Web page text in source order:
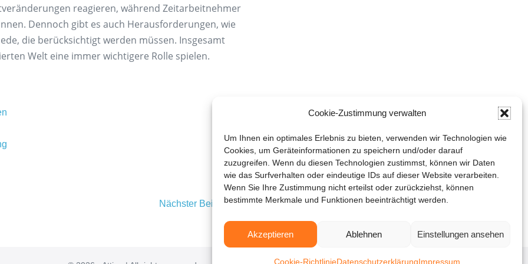
Cookie-Zustimmung verwalten
Um Ihnen ein optimales Erlebnis zu bieten, verwenden wir Technologien wie
Cookies, um Geräteinformationen zu speichern und/oder darauf
zuzugreifen. Wenn du diesen Technologien zustimmst, können wir Daten
wie das Surfverhalten oder eindeutige IDs auf dieser Website verarbeiten.
Wenn Sie Ihre Zustimmung nicht erteilst oder zurückziehst, können
bestimmte Merkmale und Funktionen beeinträchtigt werden.
Akzeptieren Ablehnen Einstellungen ansehen
Cookie-RichtlinieDatenschutzerklärungImpressum
reagieren, während Zeitarbeitnehmer
Dennoch gibt es auch Herausforderungen, wie
die berücksichtigt werden müssen. Insgesamt
Welt eine immer wichtigere Rolle spielen.
Nächster Beitrag →